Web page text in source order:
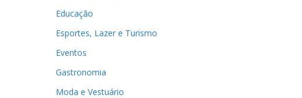
Educação
Esportes, Lazer e Turismo
Eventos
Gastronomia
Moda e Vestuário